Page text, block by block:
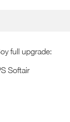
full upgrade:
Softair